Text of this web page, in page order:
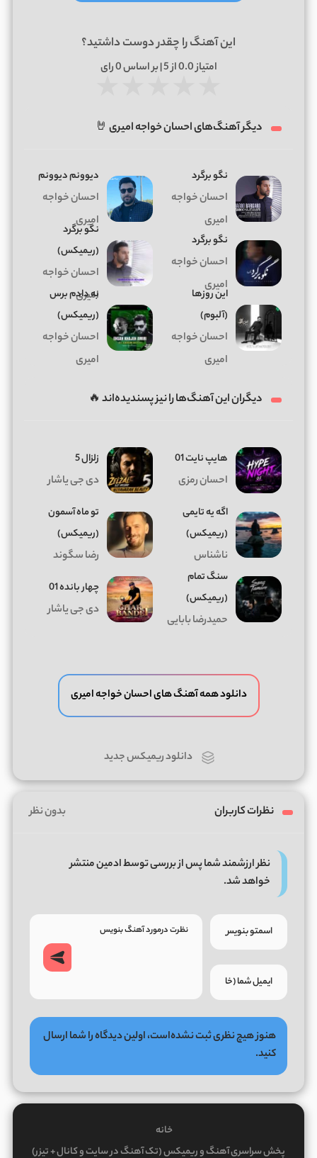
این آهنگ را چقدر دوست داشتید؟
امتیاز0.0از 5 | بر اساس 0رای
دیگر آهنگ‌های احسان خواجه امیری 🤘
نگو برگرد
احسان خواجه
امیری
دیوونم دیوونم
احسان خواجه
امیری
نگو برگرد
احسان خواجه
امیری
نگو برگرد
(ریمیکس)
احسان خواجه
امیری
این روزها
(آلبوم)
احسان خواجه
امیری
به دادم برس
(ریمیکس)
احسان خواجه
امیری
دیگران این آهنگ‌ها را نیز پسندیده‌اند 🔥
هایپ نایت 01
احسان رمزی
زلزال 5
دی جی یاشار
اگه یه تایمی
(ریمیکس)
ناشناس
تو ماه آسمون
(ریمیکس)
رضا سگوند
سنگ تمام
(ریمیکس)
حمیدرضا بابایی
چهار بانده 01
دی جی یاشار
دانلود همه آهنگ های احسان خواجه امیری
دانلود ریمیکس جدید
نظرات کاربران بدون نظر
نظر ارزشمند شما پس از بررسی توسط ادمین منتشر
خواهد شد.
هنوز هیچ نظری ثبت نشده‌است، اولین دیدگاه را شما ارسال
کنید.
خانه
پخش سراسری آهنگ و ریمیکس (تک آهنگ در سایت و کانال + تیزر)